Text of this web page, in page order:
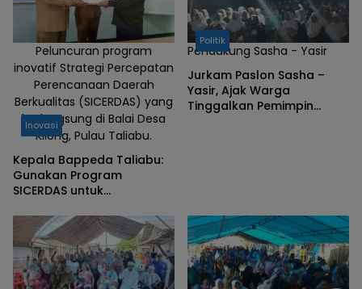
Peluncuran program
inovatif Strategi Percepatan
Perencanaan Daerah
Berkualitas (SICERDAS) yang
berlangsung di Balai Desa
Kilong, Pulau Taliabu.
Inovasi
Kepala Bappeda Taliabu:
Gunakan Program
SICERDAS untuk
Akses Informasi Publik
Pendukung Sasha - Yasir
Politik
Jurkam Paslon Sasha –
Yasir, Ajak Warga
Tinggalkan Pemimpin